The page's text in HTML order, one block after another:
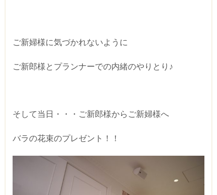
ご新婦様に気づかれないように
ご新郎様とプランナーでの内緒のやりとり♪
そして当日・・・ご新郎様からご新婦様へ
バラの花束のプレゼント！！